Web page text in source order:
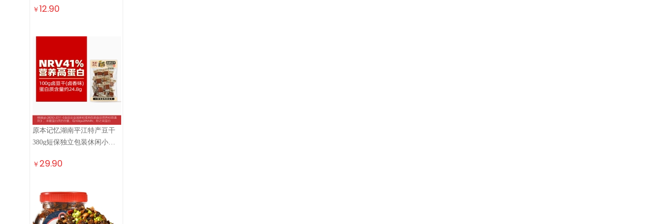
【香辣味】240g
￥12.90
原本记忆湖南平江特产豆干
380g短保独立包装休闲小零
￥ 29.90